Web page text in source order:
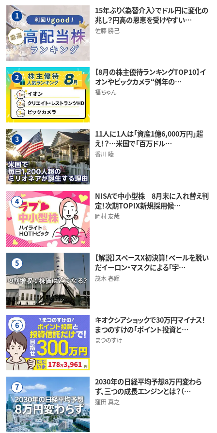
1
15年ぶり〈為替介入〉でドル円に変化の
兆し？円高の恩恵を受けやすい…
佐藤 勝己
2
【8月の株主優待ランキングTOP10】イ
オンやビックカメラ“例年の…
福ちゃん
3
11人に1人は「資産1億6,000万円」超
え！？…米国で「百万ドル…
香川 睦
4
NISAで中小型株 8月末に入れ替え判
定！次期TOPIX新規採用候…
岡村 友哉
5
【解説】スペースX初決算！ベールを脱い
だイーロン・マスクによる「宇…
茂木 春輝
6
キオクシアショックで30万円マイナス！
まつのすけの「ポイント投資と…
まつのすけ
7
2030年の日経平均予想8万円変わら
ず、三つの成長エンジンとは？（…
窪田 真之